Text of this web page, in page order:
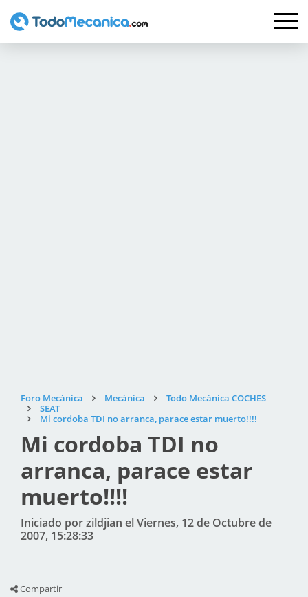
Foro Mecánica Mecánica
Todo Mecánica COCHES
SEAT
Mi cordoba TDI no arranca, parace estar muerto!!!!
Mi cordoba TDI no
arranca, parace estar
muerto!!!!
Iniciado por zildjian el Viernes, 12 de Octubre de
2007, 15:28:33
Compartir